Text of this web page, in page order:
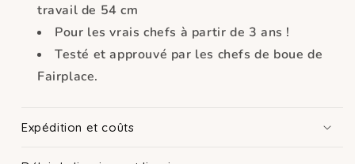
travail de 54 cm
Pour les vrais chefs à partir de 3 ans !
Testé et approuvé par les chefs de boue de
Fairplace.
Expédition et coûts